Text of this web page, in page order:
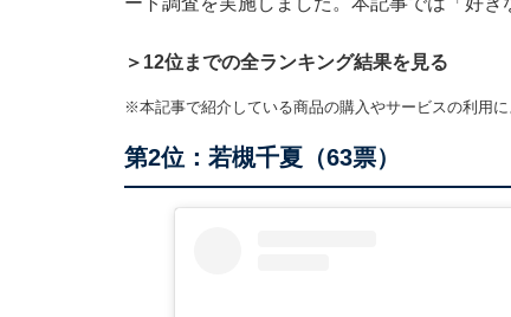
＞12位までの全ランキング結果を見る
※本記事で紹介している商品の購入やサービスの利用
第2位：若槻千夏（63票）